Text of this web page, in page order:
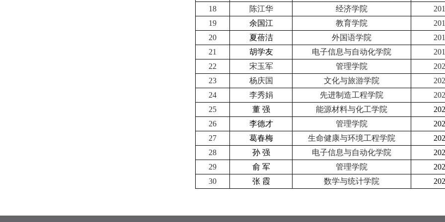
18
陈江华 经济学院
19
余国江 教育学院
20
夏蓓洁 外国语学院
21
胡学友 电子信息与自动化学院
22
宋玉军 管理学院
23
杨庆国 文化与旅游学院
24
李秀娟 先进制造工程学院
25
董 强 能源材料与化工学院
26
李德才 管理学院
27
葛春梅 生命健康与环境工程学院
28
孙 强 电子信息与自动化学院
29
俞 军 管理学院
30
张 霞 数学与统计学院